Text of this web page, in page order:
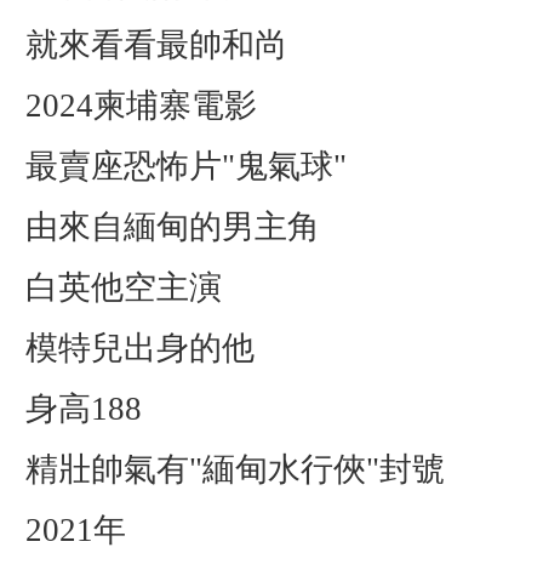
就來看看最帥和尚
2024柬埔寨電影
最賣座恐怖片"鬼氣球"
由來自緬甸的男主角
白英他空主演
模特兒出身的他
身高188
精壯帥氣有"緬甸水行俠"封號
2021年